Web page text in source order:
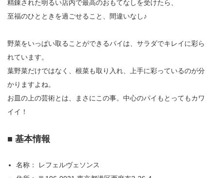
精錬された明るい店内で最高のおもてなしを受けたら、
至福のひとときを過ごせること、間違いなし♪
野菜をいっぱい取ることができるパイは、サラダでキレイに彩ら
れています。
葉野菜だけではなく、根菜も取り入れ、上手に彩っているのが分
かりますよね。
お皿の上の芸術とは、まさにこの事。中心のパイもとってもカワ
イイ！
■ 基本情報
名称： レフェルヴェソンス